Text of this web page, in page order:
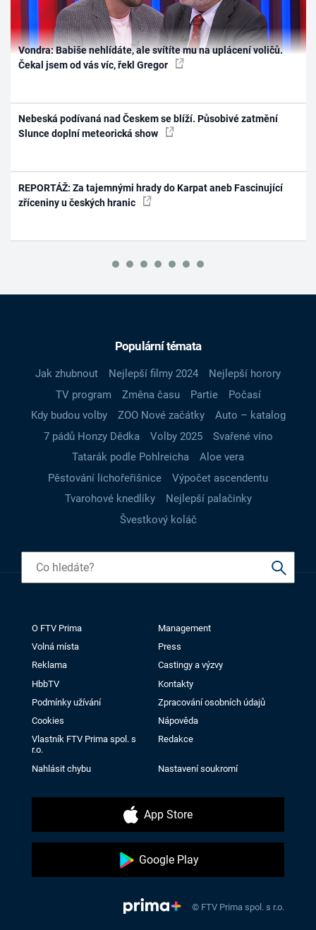
Vondra: Babiše nehlídáte, ale svítíte mu na uplácení voličů.
Čekal jsem od vás víc, řekl Gregor
Nebeská podívaná nad Českem se blíží. Působivé zatmění
Slunce doplní meteorická show
REPORTÁŽ: Za tajemnými hrady do Karpat aneb Fascinující
zříceniny u českých hranic
Populární témata
Jak zhubnout Nejlepší filmy 2024
Nejlepší horory
TV program
Změna času Partie
Počasí
Kdy budou volby
ZOO Nové začátky
Auto – katalog
7 pádů Honzy Dědka
Volby 2025
Svařené víno
Tatarák podle Pohlreicha
Aloe vera
Pěstování lichořeřišnice
Výpočet ascendentu
Tvarohové knedlíky
Nejlepší palačinky
Švestkový koláč
O FTV Prima
Management
Volná místa
Press
Reklama
Castingy a výzvy
HbbTV
Kontakty
Podmínky užívání
Zpracování osobních údajů
Cookies
Nápověda
Vlastník FTV Prima spol. s
r.o.
Redakce
Nahlásit chybu Nastavení soukromí
App Store
Google Play
© FTV Prima spol. s r.o.